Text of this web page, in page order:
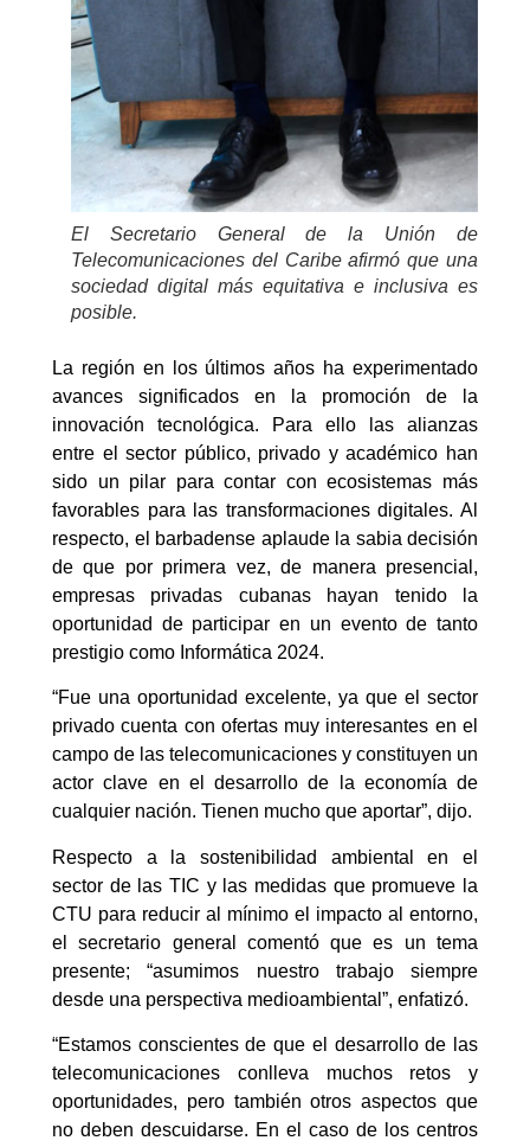
El Secretario General de la Unión de
Telecomunicaciones del Caribe afirmó que una
sociedad digital más equitativa e inclusiva es
posible.
La región en los últimos años ha experimentado
avances significados en la promoción de la
innovación tecnológica. Para ello las alianzas
entre el sector público, privado y académico han
sido un pilar para contar con ecosistemas más
favorables para las transformaciones digitales. Al
respecto, el barbadense aplaude la sabia decisión
de que por primera vez, de manera presencial,
empresas privadas cubanas hayan tenido la
oportunidad de participar en un evento de tanto
prestigio como Informática 2024.
“Fue una oportunidad excelente, ya que el sector
privado cuenta con ofertas muy interesantes en el
campo de las telecomunicaciones y constituyen un
actor clave en el desarrollo de la economía de
cualquier nación. Tienen mucho que aportar”, dijo.
Respecto a la sostenibilidad ambiental en el
sector de las TIC y las medidas que promueve la
CTU para reducir al mínimo el impacto al entorno,
el secretario general comentó que es un tema
presente; “asumimos nuestro trabajo siempre
desde una perspectiva medioambiental”, enfatizó.
“Estamos conscientes de que el desarrollo de las
telecomunicaciones conlleva muchos retos y
oportunidades, pero también otros aspectos que
no deben descuidarse. En el caso de los centros